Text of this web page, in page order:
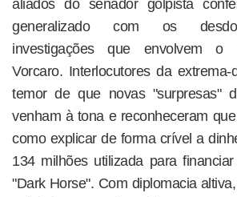
aliados do senador golpista
generalizado com os
investigações que envolvem o
Vorcaro. Interlocutores da
temor de que novas "surpresas"
venham à tona e reconheceram
como explicar de forma crível a
134 milhões utilizada para
"Dark Horse". Com diplomacia